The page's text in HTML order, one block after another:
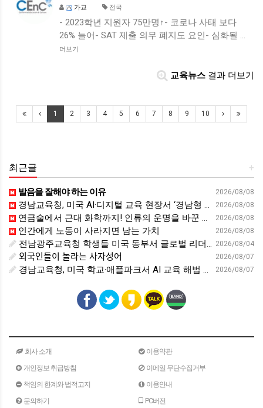
가교 전국
- 2023학년 지원자 75만명↑- 코로나 사태 보다
26% 늘어- SAT 제출 의무 폐지도 요인- 심화될 …
더보기
교육뉴스 결과 더보기
1 2 3 4 5 6 7 8 9 10
+
최근글
2026/08/08
발음을 잘해야 하는 이유
2026/08/08
경남교육청, 미국 AI·디지털 교육 현장서 ‘경남형 해법’ 찾는다 - 뉴스프리존
2026/08/08
연금술에서 근대 화학까지! 인류의 운명을 바꾼 위대한 발견 : 생각하는 청소년을 위한 과학 시리즈 2부(feat.박문호 박사)
2026/08/08
인간에게 노동이 사라지면 남는 가치
2026/08/04
전남광주교육청 학생들 미국 동부서 글로벌 리더십 체험 - 전남인터넷신문
2026/08/07
외국인들이 놀라는 사자성어
2026/08/07
경남교육청, 미국 학교·애플파크서 AI 교육 해법 찾는다 - 스트레이트뉴스
회사 소개
이용약관
개인정보 취급방침
이메일 무단수집거부
책임의 한계와 법적고지
이용안내
문의하기
PC버전